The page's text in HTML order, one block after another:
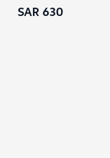
630 SAR